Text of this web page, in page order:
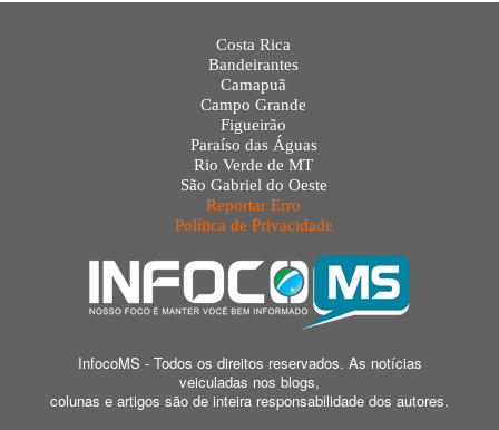
Costa Rica
Bandeirantes
Camapuã
Campo Grande
Figueirão
Paraíso das Águas
Rio Verde de MT
São Gabriel do Oeste
Reportar Erro
Política de Privacidade
InfocoMS - Todos os direitos reservados. As notícias
veiculadas nos blogs,
colunas e artigos são de inteira responsabilidade dos autores.